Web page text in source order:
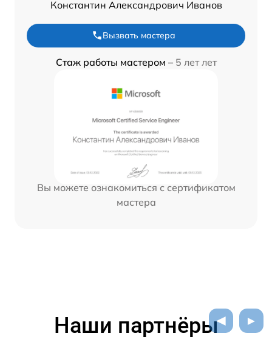
Константин Александрович Иванов
Вызвать мастера
Стаж работы мастером – 5 лет лет
Вы можете ознакомиться с сертификатом
мастера
Наши партнёры